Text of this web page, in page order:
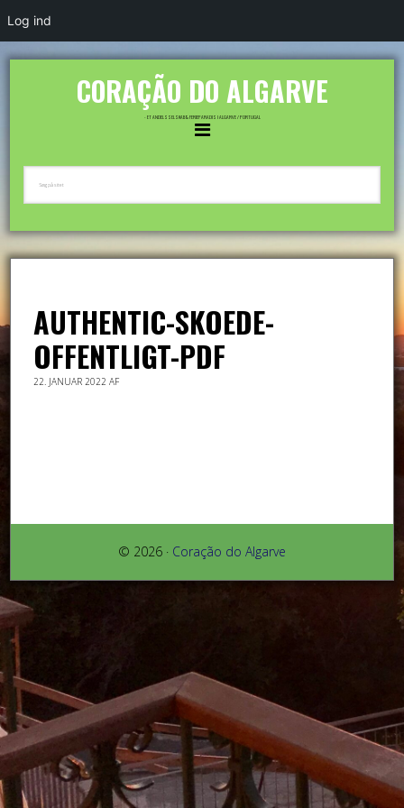
Log ind
CORAÇÃO DO ALGARVE
- ET ANDELSSELSKAB & FERIEPARADIS I ALGARVE / PORTUGAL
AUTHENTIC-SKOEDE-
OFFENTLIGT-PDF
22. JANUAR 2022 AF
© 2026 · Coração do Algarve